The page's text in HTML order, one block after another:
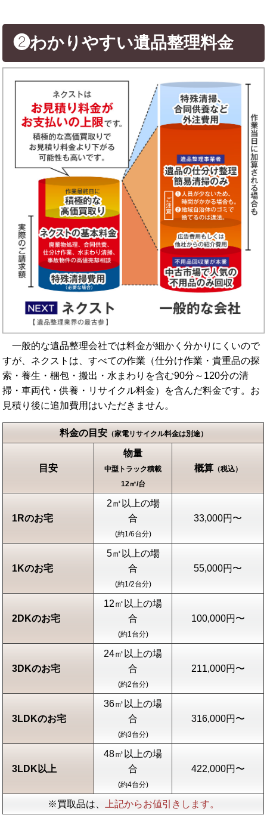
❷わかりやすい遺品整理料金
一般的な遺品整理会社では料金が細かく分かりにくいので
すが、ネクストは、すべての作業（仕分け作業・貴重品の探
索・養生・梱包・搬出・水まわりを含む90分～120分の清
掃・車両代・供養・リサイクル料金）を含んだ料金です。お
見積り後に追加費用はいただきません。
料金の目安（家電リサイクル料金は別途）
目安
物量
中型トラック積載
12㎥/台
概算（税込）
1Rのお宅
2㎥以上の場
合
(約1/6台分)
33,000円〜
1Kのお宅
5㎥以上の場
合
(約1/2台分)
55,000円〜
2DKのお宅
12㎥以上の場
合
(約1台分)
100,000円〜
3DKのお宅
24㎥以上の場
合
(約2台分)
211,000円〜
3LDKのお宅
36㎥以上の場
合
(約3台分)
316,000円〜
3LDK以上
48㎥以上の場
合
(約4台分)
422,000円〜
※買取品は、 上記からお値引きします。